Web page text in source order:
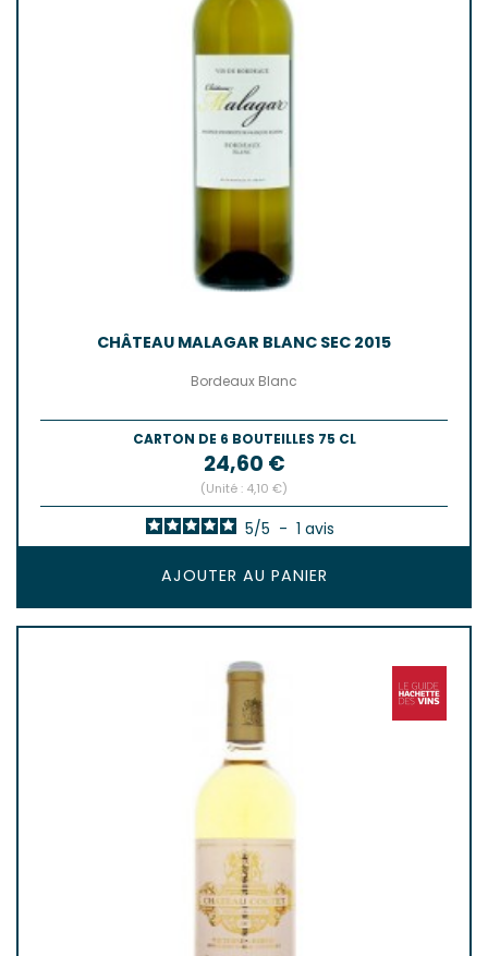
CHÂTEAU MALAGAR BLANC SEC 2015
Bordeaux Blanc
CARTON DE 6 BOUTEILLES 75 CL
Prix
24,60 €
(Unité : 4,10 €)
5/5 - 1 avis
AJOUTER AU PANIER